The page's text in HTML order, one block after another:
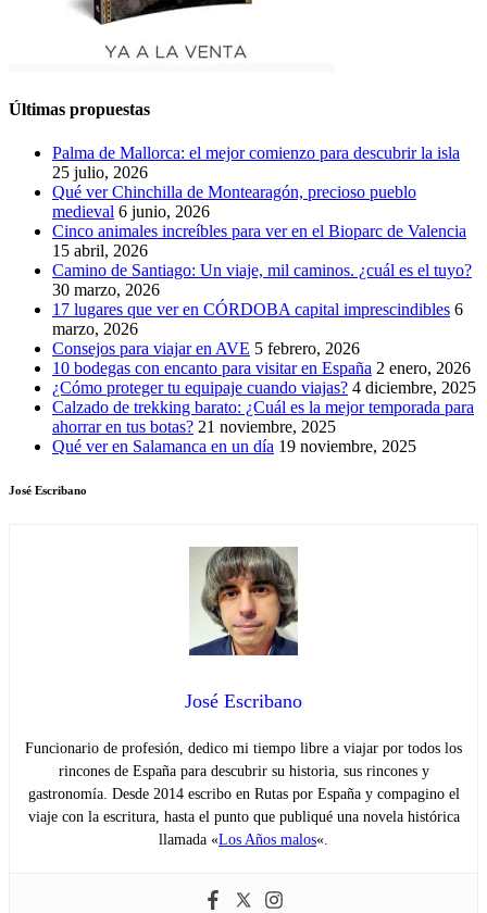
Últimas propuestas
Palma de Mallorca: el mejor comienzo para descubrir la isla
25 julio, 2026
Qué ver Chinchilla de Montearagón, precioso pueblo
medieval 6 junio, 2026
Cinco animales increíbles para ver en el Bioparc de Valencia
15 abril, 2026
Camino de Santiago: Un viaje, mil caminos. ¿cuál es el tuyo?
30 marzo, 2026
17 lugares que ver en CÓRDOBA capital imprescindibles 6
marzo, 2026
Consejos para viajar en AVE 5 febrero, 2026
10 bodegas con encanto para visitar en España 2 enero, 2026
¿Cómo proteger tu equipaje cuando viajas? 4 diciembre, 2025
Calzado de trekking barato: ¿Cuál es la mejor temporada para
ahorrar en tus botas? 21 noviembre, 2025
Qué ver en Salamanca en un día 19 noviembre, 2025
José Escribano
José Escribano
Funcionario de profesión, dedico mi tiempo libre a viajar por todos los
rincones de España para descubrir su historia, sus rincones y
gastronomía. Desde 2014 escribo en Rutas por España y compagino el
viaje con la escritura, hasta el punto que publiqué una novela histórica
llamada «Los Años malos«.